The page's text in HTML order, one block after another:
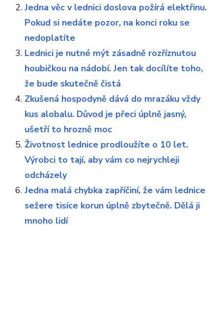
Jedna věc v lednici doslova požírá elektřinu.
Pokud si nedáte pozor, na konci roku se
nedoplatíte
Lednici je nutné mýt zásadně rozříznutou
houbičkou na nádobí. Jen tak docílíte toho,
že bude skutečně čistá
Zkušená hospodyně dává do mrazáku vždy
kus alobalu. Důvod je přeci úplně jasný,
ušetří to hrozně moc
Životnost lednice prodloužíte o 10 let.
Výrobci to tají, aby vám co nejrychleji
odcházely
Jedna malá chybka zapříčiní, že vám lednice
sežere tisíce korun úplně zbytečně. Dělá ji
mnoho lidí